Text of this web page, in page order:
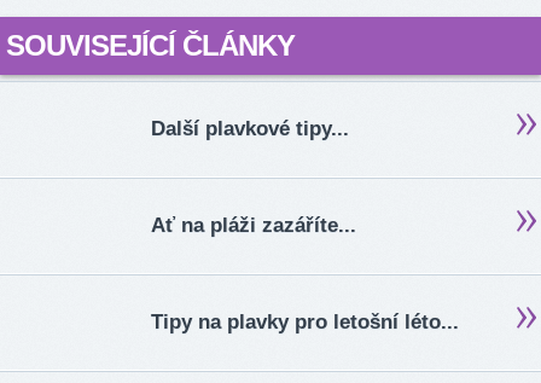
SOUVISEJÍCÍ ČLÁNKY
Další plavkové tipy...
Ať na pláži zazáříte...
Tipy na plavky pro letošní léto...